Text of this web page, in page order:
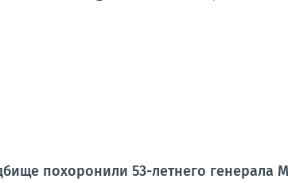
похоронили 53-летнего генерала